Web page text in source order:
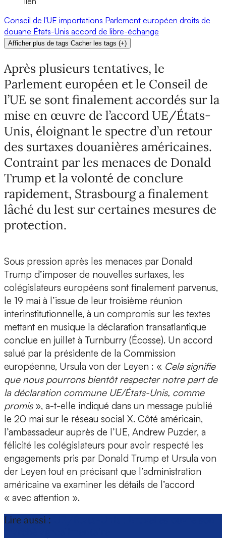
Conseil de l'UE importations Parlement européen droits de
douane États-Unis accord de libre-échange
Afficher plus de tags Cacher les tags (+)
Après plusieurs tentatives, le
Parlement européen et le Conseil de
l’UE se sont finalement accordés sur la
mise en œuvre de l’accord UE/États-
Unis, éloignant le spectre d’un retour
des surtaxes douanières américaines.
Contraint par les menaces de Donald
Trump et la volonté de conclure
rapidement, Strasbourg a finalement
lâché du lest sur certaines mesures de
protection.
Sous pression après les menaces par Donald
Trump d’imposer de nouvelles surtaxes, les
colégislateurs européens sont finalement parvenus,
le 19 mai à l’issue de leur troisième réunion
interinstitutionnelle, à un compromis sur les textes
mettant en musique la déclaration transatlantique
conclue en juillet à Turnburry (Écosse). Un accord
salué par la présidente de la Commission
européenne, Ursula von der Leyen : « Cela signifie
que nous pourrons bientôt respecter notre part de
la déclaration commune UE/États-Unis, comme
promis», a-t-elle indiqué dans un message publié
le 20 mai sur le réseau social X. Côté américain,
l’ambassadeur auprès de l’UE, Andrew Puzder, a
félicité les colégislateurs pour avoir respecté les
engagements pris par Donald Trump et Ursula von
der Leyen tout en précisant que l’administration
américaine va examiner les détails de l’accord
« avec attention ».
Lire aussi :